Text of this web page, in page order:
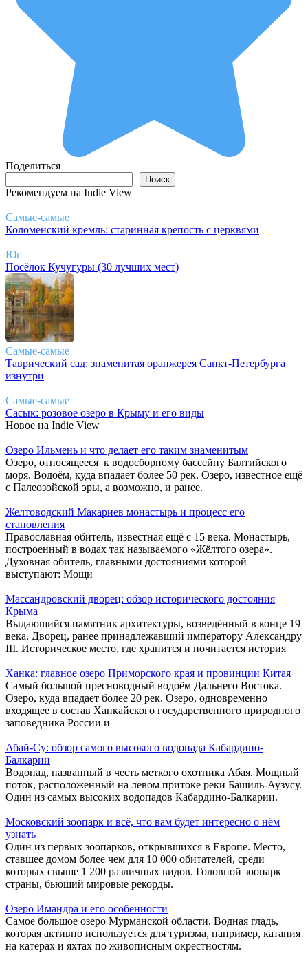
Поделиться
Поиск
Рекомендуем на Indie View
Самые-самые
Коломенский кремль: старинная крепость с церквями
Юг
Посёлок Кучугуры (30 лучших мест)
Самые-самые
Таврический сад: знаменитая оранжерея Санкт-Петербурга
изнутри
Самые-самые
Сасык: розовое озеро в Крыму и его виды
Новое на Indie View
Озеро Ильмень и что делает его таким знаменитым
Озеро, относящееся к водосборному бассейну Балтийского
моря. Водоём, куда впадает более 50 рек. Озеро, известное ещё
с Палеозойской эры, а возможно, и ранее.
Желтоводский Макариев монастырь и процесс его
становления
Православная обитель, известная ещё с 15 века. Монастырь,
построенный в водах так называемого «Жёлтого озера».
Духовная обитель, главными достояниями которой
выступают: Мощи
Массандровский дворец: обзор исторического достояния
Крыма
Выдающийся памятник архитектуры, возведённый в конце 19
века. Дворец, ранее принадлежавший императору Александру
III. Историческое место, где хранится и почитается история
Ханка: главное озеро Приморского края и провинции Китая
Самый большой пресноводный водоём Дальнего Востока.
Озеро, куда впадает более 20 рек. Озеро, одновременно
входящее в состав Ханкайского государственного природного
заповедника России и
Абай-Су: обзор самого высокого водопада Кабардино-
Балкарии
Водопад, названный в честь меткого охотника Абая. Мощный
поток, расположенный на левом притоке реки Башиль-Аузусу.
Один из самых высоких водопадов Кабардино-Балкарии.
Московский зоопарк и всё, что вам будет интересно о нём
узнать
Один из первых зоопарков, открывшихся в Европе. Место,
ставшее домом более чем для 10 000 обитателей, среди
которых свыше 1 200 различных видов. Головной зоопарк
страны, бьющий мировые рекорды.
Озеро Имандра и его особенности
Самое большое озеро Мурманской области. Водная гладь,
которая активно используется для туризма, например, катания
на катерах и яхтах по живописным окрестностям.